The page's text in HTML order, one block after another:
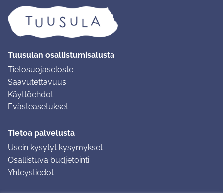
Tuusulan osallistumisalusta
Tietosuojaseloste
Saavutettavuus
Käyttöehdot
Evästeasetukset
Tietoa palvelusta
Usein kysytyt kysymykset
Osallistuva budjetointi
Yhteystiedot